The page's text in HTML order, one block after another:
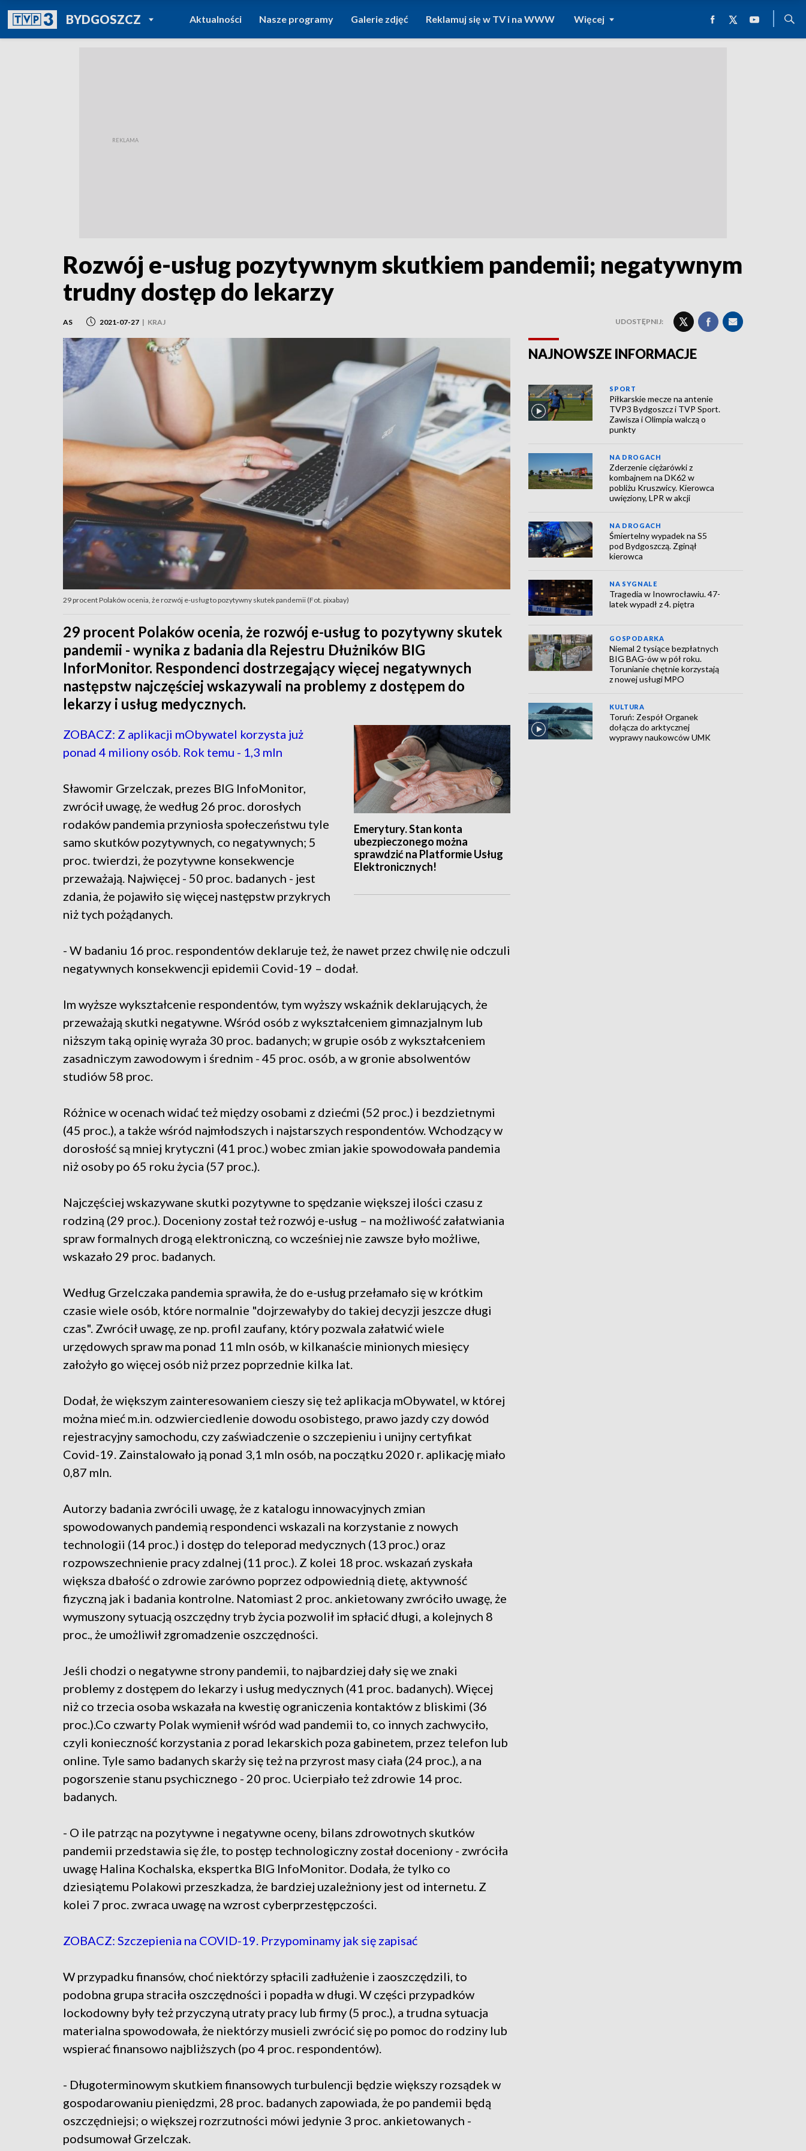
BYDGOSZCZPOWRÓT DO
TVP REGIONY
Aktualności Nasze programy Galerie zdjęć Reklamuj się w TV i na WWW Więcej
Rozwój e-usług pozytywnym skutkiem pandemii; negatywnym
trudny dostęp do lekarzy
AS 2021-07-27 | KRAJ UDOSTĘPNIJ:
29 procent Polaków ocenia, że rozwój e-usług to pozytywny skutek pandemii (Fot. pixabay)
29 procent Polaków ocenia, że rozwój e-usług to pozytywny skutek
pandemii - wynika z badania dla Rejestru Dłużników BIG
InforMonitor. Respondenci dostrzegający więcej negatywnych
następstw najczęściej wskazywali na problemy z dostępem do
lekarzy i usług medycznych.
Emerytury. Stan konta
ubezpieczonego można
sprawdzić na Platformie Usług
Elektronicznych!
ZOBACZ: Z aplikacji mObywatel korzysta już
ponad 4 miliony osób. Rok temu - 1,3 mln
Sławomir Grzelczak, prezes BIG InfoMonitor,
zwrócił uwagę, że według 26 proc. dorosłych
rodaków pandemia przyniosła społeczeństwu tyle
samo skutków pozytywnych, co negatywnych; 5
proc. twierdzi, że pozytywne konsekwencje
przeważają. Najwięcej - 50 proc. badanych - jest
zdania, że pojawiło się więcej następstw przykrych
niż tych pożądanych.
- W badaniu 16 proc. respondentów deklaruje też, że nawet przez chwilę nie odczuli
negatywnych konsekwencji epidemii Covid-19 – dodał.
Im wyższe wykształcenie respondentów, tym wyższy wskaźnik deklarujących, że
przeważają skutki negatywne. Wśród osób z wykształceniem gimnazjalnym lub
niższym taką opinię wyraża 30 proc. badanych; w grupie osób z wykształceniem
zasadniczym zawodowym i średnim - 45 proc. osób, a w gronie absolwentów
studiów 58 proc.
Różnice w ocenach widać też między osobami z dziećmi (52 proc.) i bezdzietnymi
(45 proc.), a także wśród najmłodszych i najstarszych respondentów. Wchodzący w
dorosłość są mniej krytyczni (41 proc.) wobec zmian jakie spowodowała pandemia
niż osoby po 65 roku życia (57 proc.).
Najczęściej wskazywane skutki pozytywne to spędzanie większej ilości czasu z
rodziną (29 proc.). Doceniony został też rozwój e-usług – na możliwość załatwiania
spraw formalnych drogą elektroniczną, co wcześniej nie zawsze było możliwe,
wskazało 29 proc. badanych.
Według Grzelczaka pandemia sprawiła, że do e-usług przełamało się w krótkim
czasie wiele osób, które normalnie "dojrzewałyby do takiej decyzji jeszcze długi
czas". Zwrócił uwagę, ze np. profil zaufany, który pozwala załatwić wiele
urzędowych spraw ma ponad 11 mln osób, w kilkanaście minionych miesięcy
założyło go więcej osób niż przez poprzednie kilka lat.
Dodał, że większym zainteresowaniem cieszy się też aplikacja mObywatel, w której
można mieć m.in. odzwierciedlenie dowodu osobistego, prawo jazdy czy dowód
rejestracyjny samochodu, czy zaświadczenie o szczepieniu i unijny certyfikat
Covid-19. Zainstalowało ją ponad 3,1 mln osób, na początku 2020 r. aplikację miało
0,87 mln.
Autorzy badania zwrócili uwagę, że z katalogu innowacyjnych zmian
spowodowanych pandemią respondenci wskazali na korzystanie z nowych
technologii (14 proc.) i dostęp do teleporad medycznych (13 proc.) oraz
rozpowszechnienie pracy zdalnej (11 proc.). Z kolei 18 proc. wskazań zyskała
większa dbałość o zdrowie zarówno poprzez odpowiednią dietę, aktywność
fizyczną jak i badania kontrolne. Natomiast 2 proc. ankietowany zwróciło uwagę, że
wymuszony sytuacją oszczędny tryb życia pozwolił im spłacić długi, a kolejnych 8
proc., że umożliwił zgromadzenie oszczędności.
Jeśli chodzi o negatywne strony pandemii, to najbardziej dały się we znaki
problemy z dostępem do lekarzy i usług medycznych (41 proc. badanych). Więcej
niż co trzecia osoba wskazała na kwestię ograniczenia kontaktów z bliskimi (36
proc.).Co czwarty Polak wymienił wśród wad pandemii to, co innych zachwyciło,
czyli konieczność korzystania z porad lekarskich poza gabinetem, przez telefon lub
online. Tyle samo badanych skarży się też na przyrost masy ciała (24 proc.), a na
pogorszenie stanu psychicznego - 20 proc. Ucierpiało też zdrowie 14 proc.
badanych.
- O ile patrząc na pozytywne i negatywne oceny, bilans zdrowotnych skutków
pandemii przedstawia się źle, to postęp technologiczny został doceniony - zwróciła
uwagę Halina Kochalska, ekspertka BIG InfoMonitor. Dodała, że tylko co
dziesiątemu Polakowi przeszkadza, że bardziej uzależniony jest od internetu. Z
kolei 7 proc. zwraca uwagę na wzrost cyberprzestępczości.
ZOBACZ: Szczepienia na COVID-19. Przypominamy jak się zapisać
W przypadku finansów, choć niektórzy spłacili zadłużenie i zaoszczędzili, to
podobna grupa straciła oszczędności i popadła w długi. W części przypadków
lockodowny były też przyczyną utraty pracy lub firmy (5 proc.), a trudna sytuacja
materialna spowodowała, że niektórzy musieli zwrócić się po pomoc do rodziny lub
wspierać finansowo najbliższych (po 4 proc. respondentów).
- Długoterminowym skutkiem finansowych turbulencji będzie większy rozsądek w
gospodarowaniu pieniędzmi, 28 proc. badanych zapowiada, że po pandemii będą
oszczędniejsi; o większej rozrzutności mówi jedynie 3 proc. ankietowanych -
podsumował Grzelczak.
NAJNOWSZE INFORMACJE
SPORT
Piłkarskie mecze na antenie
TVP3 Bydgoszcz i TVP Sport.
Zawisza i Olimpia walczą o
punkty
NA DROGACH
Zderzenie ciężarówki z
kombajnem na DK62 w
pobliżu Kruszwicy. Kierowca
uwięziony, LPR w akcji
NA DROGACH
Śmiertelny wypadek na S5
pod Bydgoszczą. Zginął
kierowca
NA SYGNALE
Tragedia w Inowrocławiu. 47-
latek wypadł z 4. piętra
GOSPODARKA
Niemal 2 tysiące bezpłatnych
BIG BAG-ów w pół roku.
Torunianie chętnie korzystają
z nowej usługi MPO
KULTURA
Toruń: Zespół Organek
dołącza do arktycznej
wyprawy naukowców UMK